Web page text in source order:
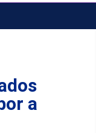
a